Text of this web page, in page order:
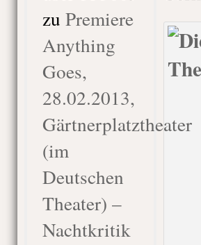
zu Premiere
Anything
Goes,
28.02.2013,
Gärtnerplatztheater
(im
Deutschen
Theater) –
Nachtkritik